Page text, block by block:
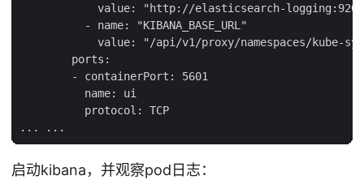
value: "http://elasticsearch-
          - name: "KIBANA_BASE_URL"
value: "/api/v1/proxy/namespaces/kube-
        ports:
        - containerPort: 5601
          name: ui
          protocol: TCP
启动kibana，并观察pod日志：